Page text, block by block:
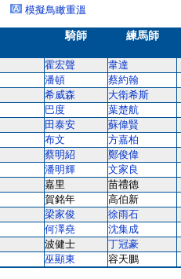
模擬鳥瞰重溫
騎師 練馬師
霍宏聲 韋達
潘頓 蔡約翰
希威森 大衛希斯
巴度 葉楚航
田泰安 蘇偉賢
布文 方嘉柏
蔡明紹 鄭俊偉
潘明輝 文家良
嘉里 苗禮德
賀銘年 高伯新
梁家俊 徐雨石
何澤堯 沈集成
波健士 丁冠豪
巫顯東
容天鵬